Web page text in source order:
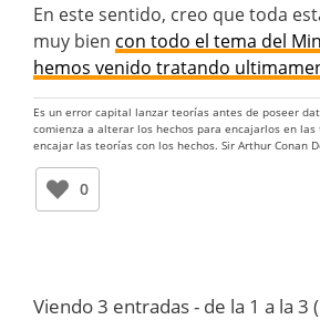
En este sentido, creo que toda
muy bien con todo el tema del
hemos venido tratando
Es un error capital lanzar teorías antes de poseer
comienza a alterar los hechos para encajarlos en las
encajar las teorías con los hechos. Sir Arthur Conan
0
Viendo 3 entradas - de la 1 a la 3